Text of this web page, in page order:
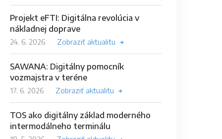
Projekt eFTI: Digitálna revolúcia v
nákladnej doprave
24. 6. 2026 Zobraziť aktualitu
SAWANA: Digitálny pomocník
vozmajstra v teréne
17. 6. 2026 Zobraziť aktualitu
TOS ako digitálny základ moderného
intermodálneho terminálu